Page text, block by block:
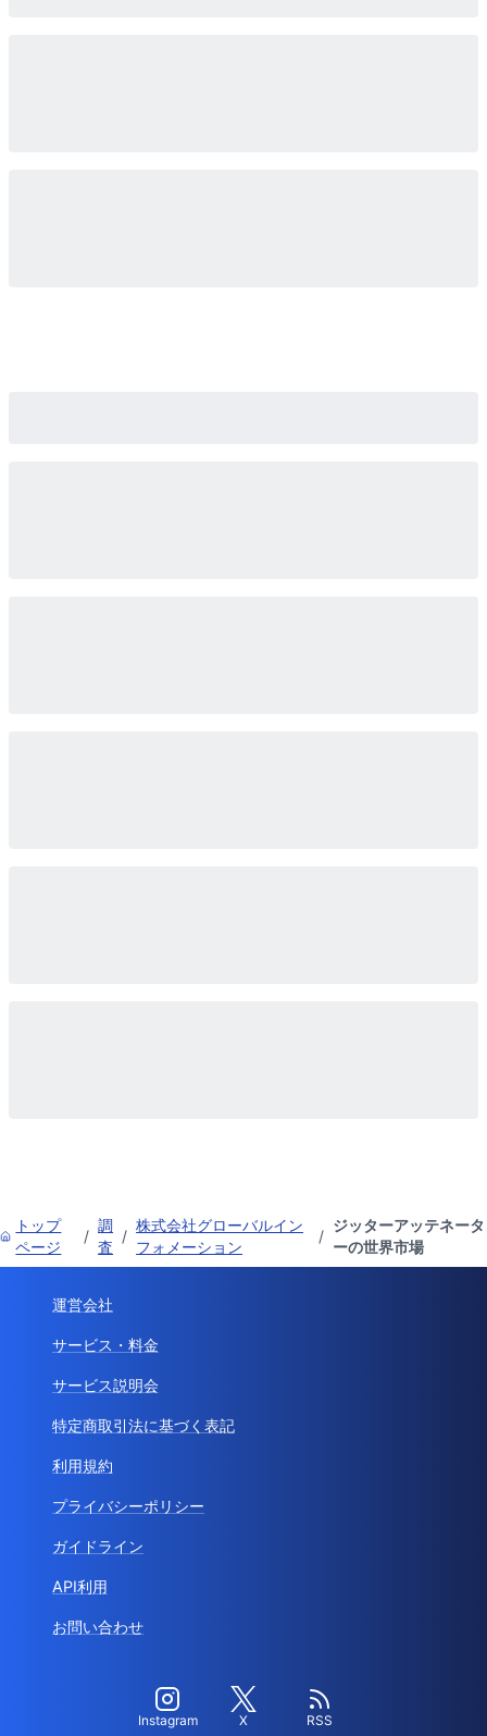
トップ
ページ
/
調
査
/
株式会社グローバルイン
フォメーション
/
ジッターアッテネータ
ーの世界市場
運営会社
サービス・料金
サービス説明会
特定商取引法に基づく表記
利用規約
プライバシーポリシー
ガイドライン
API利用
お問い合わせ
Instagram X RSS